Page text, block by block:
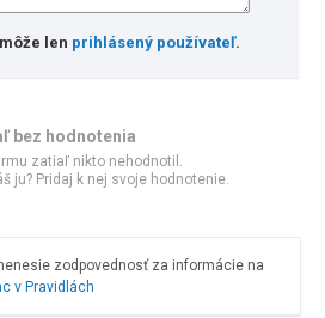
len prihlásený používateľ.
bez hodnotenia
zatiaľ nikto nehodnotil.
ju? Pridaj k nej svoje hodnotenie.
zodpovednosť za informácie na
v Pravidlách